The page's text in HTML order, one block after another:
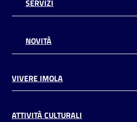
SERVIZI
NOVITÀ
VIVERE IMOLA
ATTIVITÀ CULTURALI